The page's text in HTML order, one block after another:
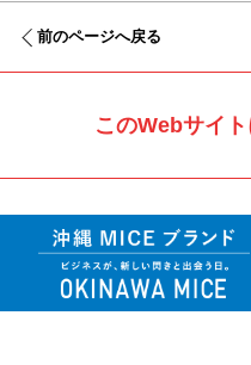
前のページへ戻る
このWebサイ